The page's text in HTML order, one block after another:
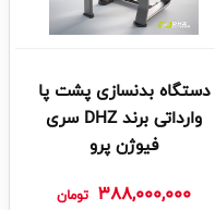
دستگاه بدنسازی پشت پا
وارداتی برند DHZ سری
فیوژن پرو
388,000,000 تومان